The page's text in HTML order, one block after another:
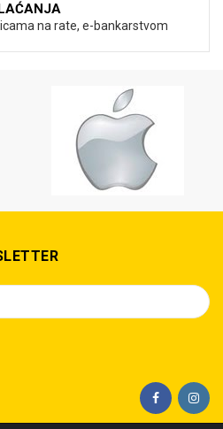
na rate, e-bankarstvom